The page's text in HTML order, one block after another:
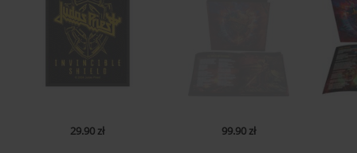
EUAR@ie.ia-net.com
29.90 zł 99.90 zł